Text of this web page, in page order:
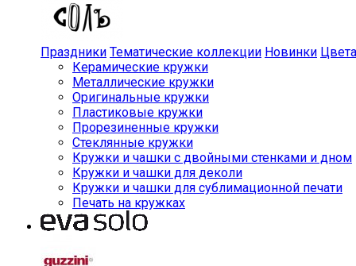
Праздники Тематические коллекции Новинки Цвета
Керамические кружки
Металлические кружки
Оригинальные кружки
Пластиковые кружки
Прорезиненные кружки
Стеклянные кружки
Кружки и чашки с двойными стенками и дном
Кружки и чашки для деколи
Кружки и чашки для сублимационной печати
Печать на кружках